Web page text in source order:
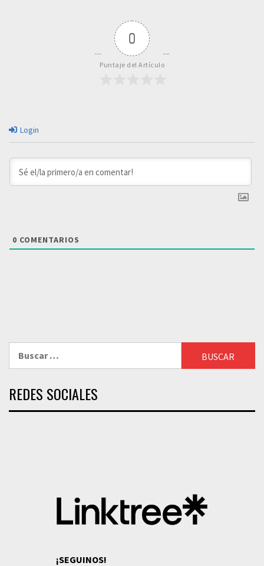
0
Puntaje del Artículo
Login
0 COMENTARIOS
REDES SOCIALES
¡SEGUINOS!